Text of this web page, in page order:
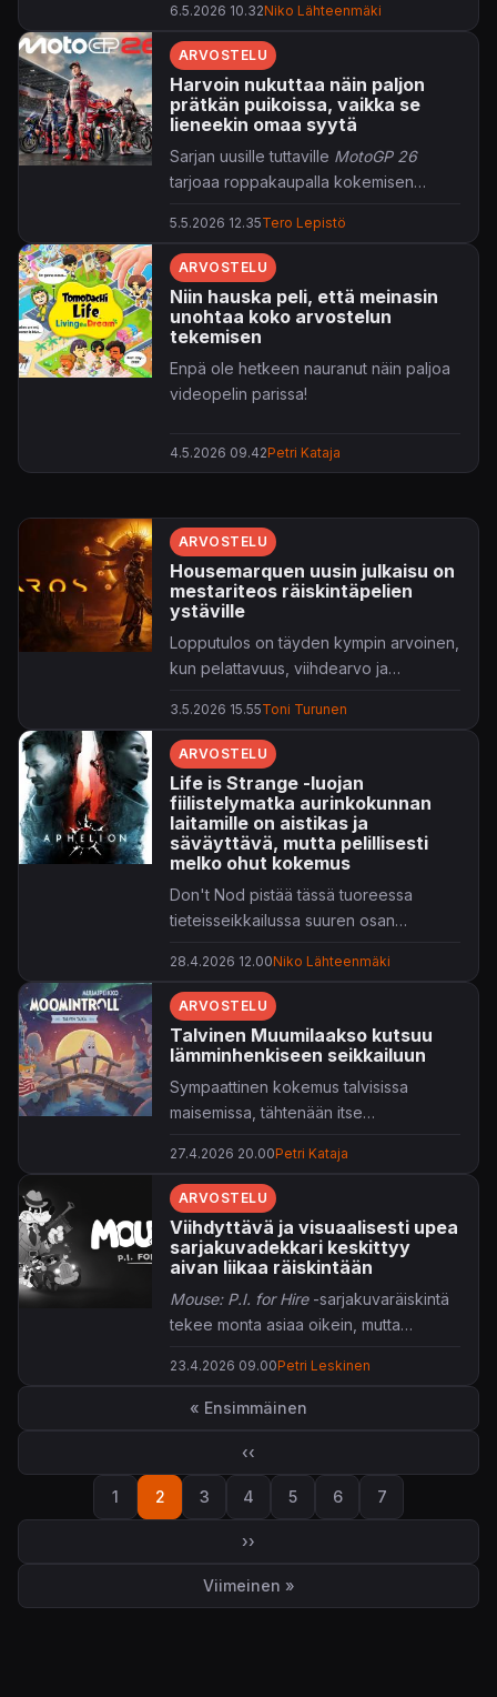
Boyn debyyttipelistä mestariteosta.
6.5.2026 10.32Niko Lähteenmäki
ARVOSTELU
Harvoin nukuttaa näin paljon
prätkän puikoissa, vaikka se
lieneekin omaa syytä
Sarjan uusille tuttaville MotoGP 26
tarjoaa roppakaupalla kokemisen
puitteet, kunhan haasteet tekoälyn
kanssa tiedostaa. Veteraanien
kannattaa kuitenkin kahdesti miettiä,
onko tämän vuoden painoksella
juurikaan konkreettista annettavaa
kovin tutulta maistuvaan soppaan.
5.5.2026 12.35Tero Lepistö
ARVOSTELU
Niin hauska peli, että meinasin
unohtaa koko arvostelun
tekemisen
Enpä ole hetkeen nauranut näin paljoa
videopelin parissa!
4.5.2026 09.42Petri Kataja
ARVOSTELU
Housemarquen uusin julkaisu on
mestariteos räiskintäpelien
ystäville
Lopputulos on täyden kympin arvoinen,
kun pelattavuus, viihdearvo ja
täydellisesti samalla sävelkorkeudella.
3.5.2026 15.55Toni Turunen
ARVOSTELU
Life is Strange -luojan
fiilistelymatka aurinkokunnan
laitamille on aistikas ja
säväyttävä, mutta pelillisesti
melko ohut kokemus
Don't Nod pistää tässä tuoreessa
tieteisseikkailussa suuren osan
upeaan audiovisuaaliseen
toteutukseen. Lopputuloksena on
mieleenpainuva reissu, joka onnistuu
voittamaan puolelleen.
28.4.2026 12.00Niko Lähteenmäki
ARVOSTELU
Talvinen Muumilaakso kutsuu
lämminhenkiseen seikkailuun
Sympaattinen kokemus talvisissa
maisemissa, tähtenään itse
27.4.2026 20.00Petri Kataja
ARVOSTELU
Viihdyttävä ja visuaalisesti upea
sarjakuvadekkari keskittyy
aivan liikaa räiskintään
Mouse: P.I. for Hire-sarjakuvaräiskintä
tekee monta asiaa oikein, mutta
ratkaisu vie kokonaisuudelta parhaan
terän.
23.4.2026 09.00Petri Leskinen
Sivutus
Ensimmäinen sivu
« Ensimmäinen
Edellinen sivu
‹‹
Sivu
1
Sivu
2
Sivu
3
Sivu
4
Sivu
5
Sivu
6
Sivu
7
Seuraava sivu
››
Viimeinen sivu
Viimeinen »